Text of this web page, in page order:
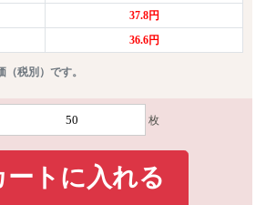
税別）です。
37.8円
36.6円
枚
ートに入れる